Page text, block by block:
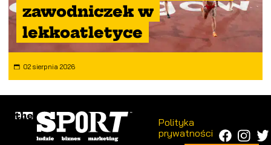
zawodniczek w
lekkoatletyce
02 sierpnia 2026
Polityka
prywatności